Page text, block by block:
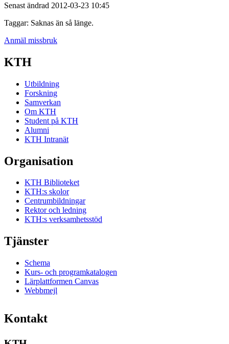
Senast ändrad 2012-03-23 10:45
Taggar: Saknas än så länge.
Anmäl missbruk
KTH
Utbildning
Forskning
Samverkan
Om KTH
Student på KTH
Alumni
KTH Intranät
Organisation
KTH Biblioteket
KTH:s skolor
Centrumbildningar
Rektor och ledning
KTH:s verksamhetsstöd
Tjänster
Schema
Kurs- och programkatalogen
Lärplattformen Canvas
Webbmejl
Kontakt